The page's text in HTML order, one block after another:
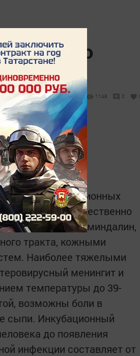
это надо
1148 0
инфекционных
преимущественно
поражением миндалин,
тракта, кожными
Наиболее тяжелыми
менингит и
температуры до 39-
возможны боли в
сыпи. Инкубационный
до появления
инфекции составляет от